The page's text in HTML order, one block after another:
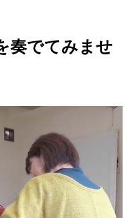
奏でてみませ